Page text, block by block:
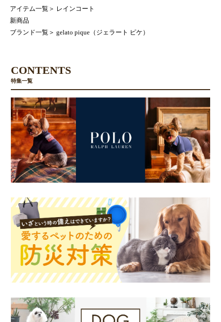
アイテム一覧 ＞ レインコート
新商品
ブランド一覧 ＞ gelato pique（ジェラート ピケ）
CONTENTS
特集一覧